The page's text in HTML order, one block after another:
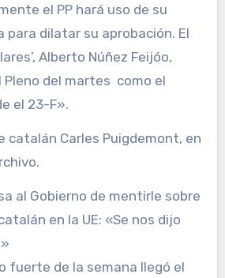
el PP hará uso de su
para dilatar su aprobación. El
Alberto Núñez Feijóo,
Pleno del martes como el
el 23-F».
al Gobierno de mentirle sobre
en la UE: «Se nos dijo
fuerte de la semana llegó el